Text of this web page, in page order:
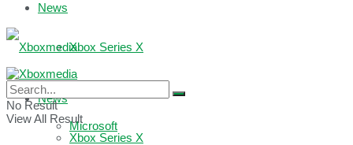
News
Xbox Series X
Microsoft
News
Xbox Series X
No Result
View All Result